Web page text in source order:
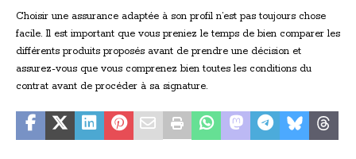
Choisir une assurance adaptée à son profil n’est pas toujours chose
facile. Il est important que vous preniez le temps de bien comparer les
différents produits proposés avant de prendre une décision et
assurez-vous que vous comprenez bien toutes les conditions du
contrat avant de procéder à sa signature.